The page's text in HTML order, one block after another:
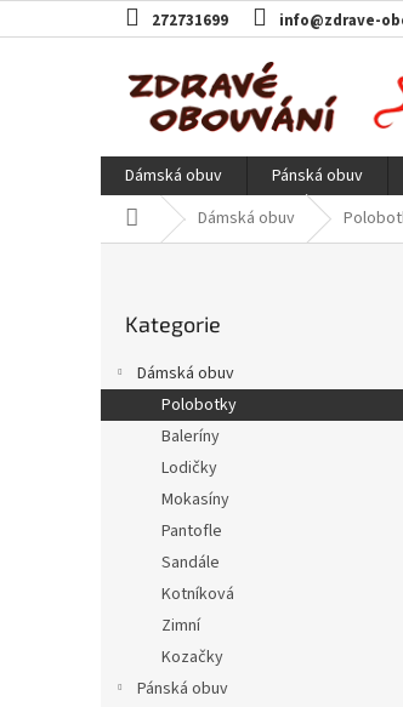
na
272731699 info@zdrave-
Dámská obuv Pánská obuv
Domů Dámská obuv
a
n
kategorie
Kategorie
Dámská obuv
Polobotky
Baleríny
Lodičky
Mokasíny
Pantofle
Sandále
Kotníková
Zimní
Kozačky
Pánská obuv